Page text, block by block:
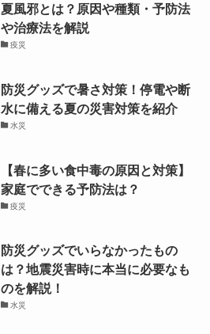
夏風邪とは？原因や種類・予防法
や治療法を解説
疫災
防災グッズで暑さ対策！停電や断
水に備える夏の災害対策を紹介
水災
【春に多い食中毒の原因と対策】
家庭でできる予防法は？
疫災
防災グッズでいらなかったもの
は？地震災害時に本当に必要なも
のを解説！
水災